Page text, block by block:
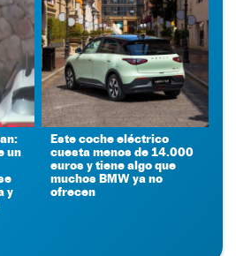
un
y
Este coche eléctrico
cuesta menos de 14.000
euros y tiene algo que
muchos BMW ya no
ofrecen